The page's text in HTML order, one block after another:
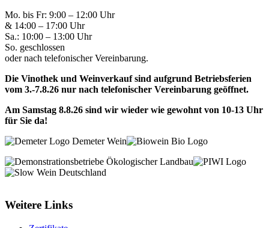
Mo. bis Fr: 9:00 – 12:00 Uhr
& 14:00 – 17:00 Uhr
Sa.: 10:00 – 13:00 Uhr
So. geschlossen
oder nach telefonischer Vereinbarung.
Die Vinothek und Weinverkauf sind aufgrund Betriebsferien
vom 3.-7.8.26 nur nach telefonischer Vereinbarung geöffnet.
Am Samstag 8.8.26 sind wir wieder wie gewohnt von 10-13 Uhr
für Sie da!
Weitere Links